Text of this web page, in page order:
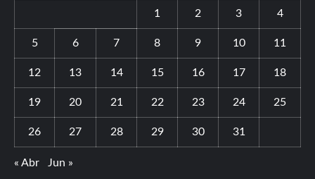
1 2 3 4
5 6 7 8 9 10 11
12 13 14 15 16 17 18
19 20 21 22 23 24 25
26 27 28 29 30 31
« Abr Jun »